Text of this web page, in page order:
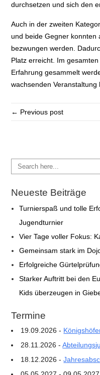
durchsetzen und sich den
Auch in der zweiten
und beide Gegner
bezwungen werden.
Platz erreicht. Im
Erfahrung gesammelt
wachsenden Veranstaltung
← Previous post
Neueste Beiträge
Turnierspaß und tolle
Jugendturnier
Vier Tage voller Fokus:
Gemeinsam stark im
Erfolgreiche
Starker Auftritt bei den
Kids überzeugen in
Termine
19.09.2026 -
28.11.2026 -
18.12.2026 -